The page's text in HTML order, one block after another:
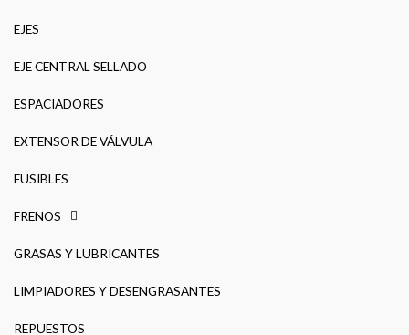
EJES
EJE CENTRAL SELLADO
ESPACIADORES
EXTENSOR DE VÁLVULA
FUSIBLES
FRENOS
GRASAS Y LUBRICANTES
LIMPIADORES Y DESENGRASANTES
REPUESTOS